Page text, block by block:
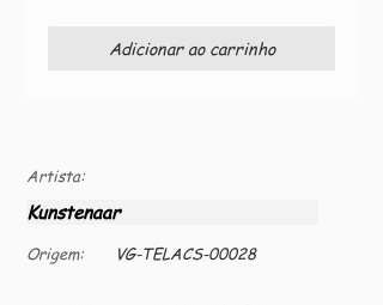
Adicionar ao carrinho
Artista:
Kunstenaar
Origem: VG-TELACS-00028